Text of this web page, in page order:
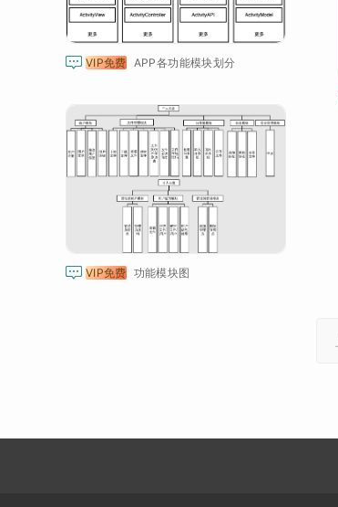
 VIP免费 APP各功能模块划分
 VIP免费 功能模块图